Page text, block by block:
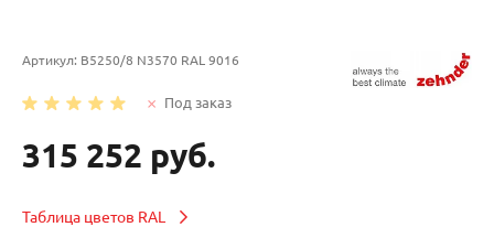
Артикул: B5250/8 N3570 RAL 9016
Под заказ
315 252 руб.
Таблица цветов RAL